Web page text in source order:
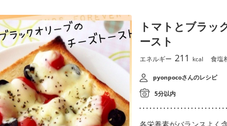
トマトとブラッ
ースト
エネルギー 211 kcal 食塩
pyonpocoさんのレシピ
5分以内
各栄養素がバランスよく